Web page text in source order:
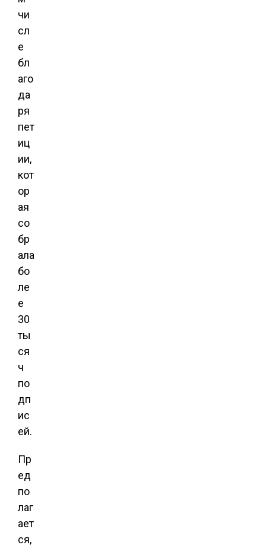
чи
сл
е
бл
аго
да
ря
пет
иц
ии,
кот
ор
ая
со
бр
ала
бо
ле
е
30
ты
ся
ч
по
дп
ис
ей.
Пр
ед
по
лаг
ает
ся,